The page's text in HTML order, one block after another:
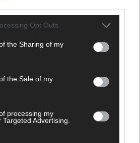
Opt Outs
the Sharing of my
the Sale of my
processing my
Advertising.
#25